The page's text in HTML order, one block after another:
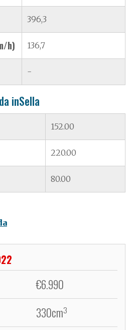
396,3
h) 136,7
-
inSella
152.00
220.00
80.00
€6.990
330cm3